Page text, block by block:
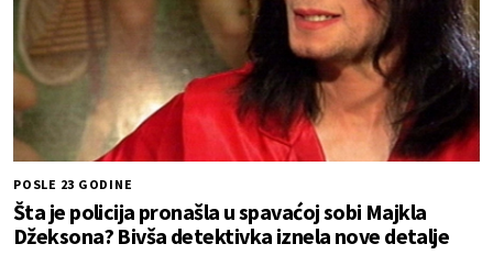
POSLE 23 GODINE
Šta je policija pronašla u spavaćoj sobi Majkla
Džeksona? Bivša detektivka iznela nove detalje